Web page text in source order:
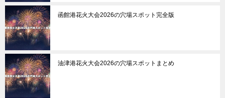
函館港花火大会2026の穴場スポット完全版
油津港花火大会2026の穴場スポットまとめ